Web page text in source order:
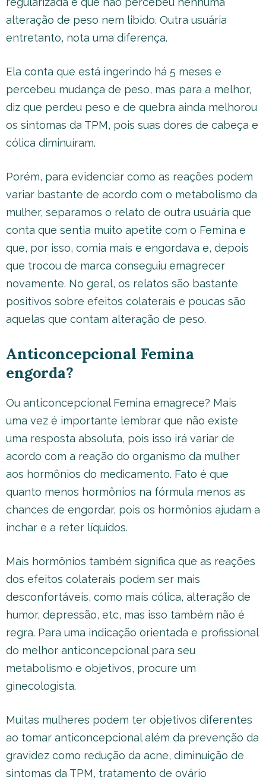
alteração de peso nem libido. Outra usuária
entretanto, nota uma diferença.
Ela conta que está ingerindo há 5 meses e
percebeu mudança de peso, mas para a melhor,
diz que perdeu peso e de quebra ainda melhorou
os sintomas da TPM, pois suas dores de cabeça e
cólica diminuíram.
Porém, para evidenciar como as reações podem
variar bastante de acordo com o metabolismo da
mulher, separamos o relato de outra usuária que
conta que sentia muito apetite com o Femina e
que, por isso, comia mais e engordava e, depois
que trocou de marca conseguiu emagrecer
novamente. No geral, os relatos são bastante
positivos sobre efeitos colaterais e poucas são
aquelas que contam alteração de peso.
Anticoncepcional Femina
engorda?
Ou anticoncepcional Femina emagrece? Mais
uma vez é importante lembrar que não existe
uma resposta absoluta, pois isso irá variar de
acordo com a reação do organismo da mulher
aos hormônios do medicamento. Fato é que
quanto menos hormônios na fórmula menos as
chances de engordar, pois os hormônios ajudam a
inchar e a reter líquidos.
Mais hormônios também significa que as reações
dos efeitos colaterais podem ser mais
desconfortáveis, como mais cólica, alteração de
humor, depressão, etc, mas isso também não é
regra. Para uma indicação orientada e profissional
do melhor anticoncepcional para seu
metabolismo e objetivos, procure um
ginecologista.
Muitas mulheres podem ter objetivos diferentes
ao tomar anticoncepcional além da prevenção da
gravidez como redução da acne, diminuição de
sintomas da TPM, tratamento de ovário